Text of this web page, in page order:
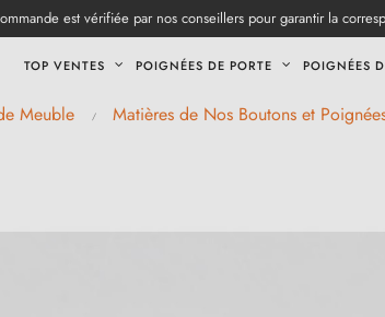
est vérifiée par nos conseillers pour garantir la
TOP VENTES POIGNÉES DE PORTE POIGNÉES
Meuble Matières de Nos Boutons et